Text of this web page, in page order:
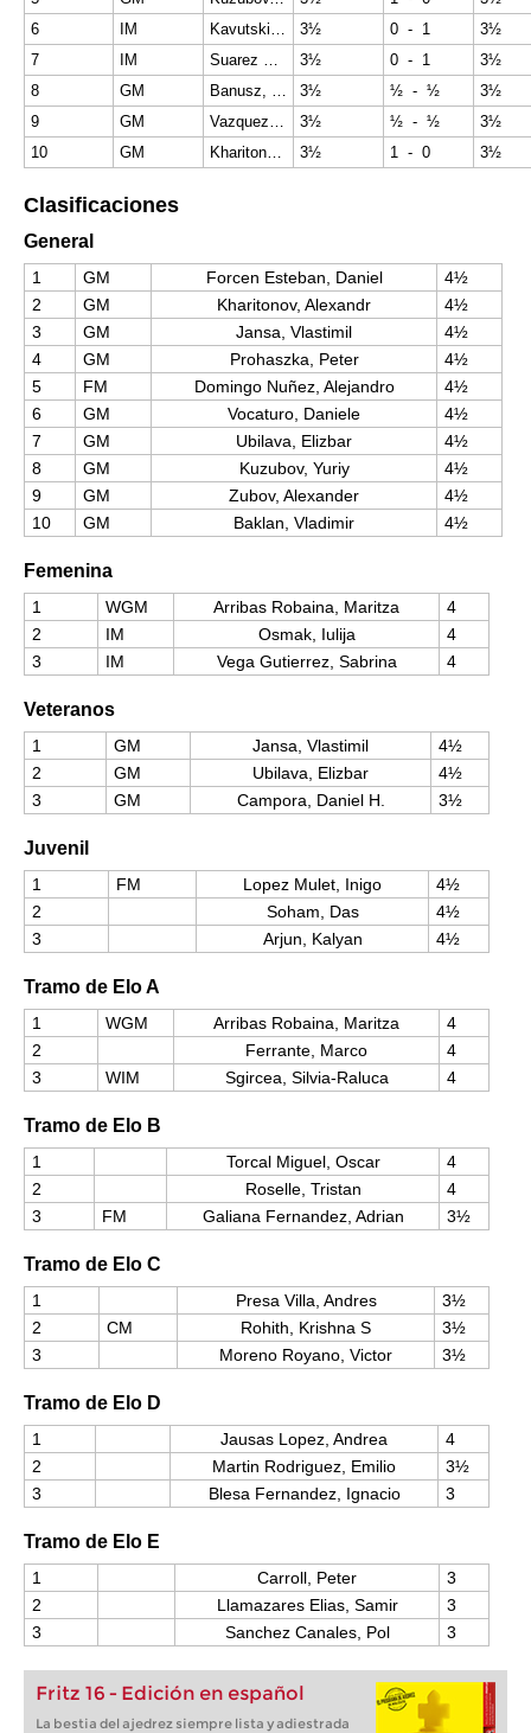
6
IM Kavutskiy, Konstantin 3½ 0 - 1
3½
7
IM Suarez Uriel, Adrian 3½ 0 - 1
3½
8
GM Banusz, Tamas 3½ ½ - ½
3½
9
GM Vazquez Igarza, Renier 3½ ½ - ½
3½
10
GM Kharitonov, Alexandr 3½ 1 - 0 3½
Clasificaciones
General
1 GM Forcen Esteban, Daniel
4½
2
GM Kharitonov, Alexandr
4½
3
GM Jansa, Vlastimil
4½
4
GM Prohaszka, Peter
4½
5
FM Domingo Nuñez, Alejandro
4½
6
GM Vocaturo, Daniele
4½
7
GM Ubilava, Elizbar
4½
8
GM Kuzubov, Yuriy
4½
9
GM Zubov, Alexander
4½
10
GM Baklan, Vladimir 4½
Femenina
1 WGM Arribas Robaina, Maritza
4
2
IM Osmak, Iulija
4
3
IM Vega Gutierrez, Sabrina 4
Veteranos
1 GM Jansa, Vlastimil
4½
2
GM Ubilava, Elizbar
4½
3
GM Campora, Daniel H. 3½
Juvenil
1 FM Lopez Mulet, Inigo
4½
2
Soham, Das
4½
3
Arjun, Kalyan 4½
Tramo de Elo A
1 WGM Arribas Robaina, Maritza
4
2
Ferrante, Marco
4
3
WIM Sgircea, Silvia-Raluca 4
Tramo de Elo B
1 Torcal Miguel, Oscar
4
2
Roselle, Tristan
4
3
FM Galiana Fernandez, Adrian 3½
Tramo de Elo C
1 Presa Villa, Andres
3½
2
CM Rohith, Krishna S
3½
3
Moreno Royano, Victor 3½
Tramo de Elo D
1 Jausas Lopez, Andrea
4
2
Martin Rodriguez, Emilio
3½
3
Blesa Fernandez, Ignacio 3
Tramo de Elo E
1 Carroll, Peter
3
2
Llamazares Elias, Samir
3
3
Sanchez Canales, Pol 3
Fritz 16 - Edición en español
La bestia del ajedrez siempre lista y adiestrada